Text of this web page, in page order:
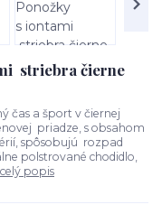
striebra čierne
čas a šport v čiernej
priadze, s obsahom
spôsobujú rozpad
polstrované chodidlo,
celý popis